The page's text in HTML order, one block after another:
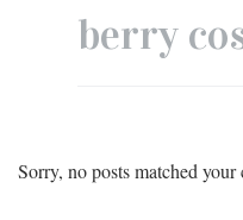
berry
Sorry, no posts matched your